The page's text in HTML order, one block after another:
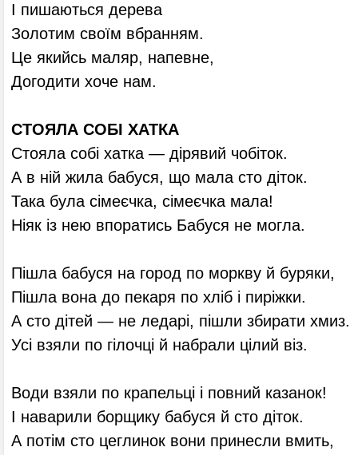
І пишаються дерева
Золотим своїм вбранням.
Це якийсь маляр, напевне,
Догодити хоче нам.
СТОЯЛА СОБІ ХАТКА
Стояла собі хатка — дірявий чобіток.
А в ній жила бабуся, що мала сто діток.
Така була сімеєчка, сімеєчка мала!
Ніяк із нею впоратись Бабуся не могла.
Пішла бабуся на город по моркву й буряки,
Пішла вона до пекаря по хліб і пиріжки.
А сто дітей — не ледарі, пішли збирати хмиз.
Усі взяли по гілочці й набрали цілий віз.
Води взяли по крапельці і повний казанок!
І наварили борщику бабуся й сто діток.
А потім сто цеглинок вони принесли вмить,